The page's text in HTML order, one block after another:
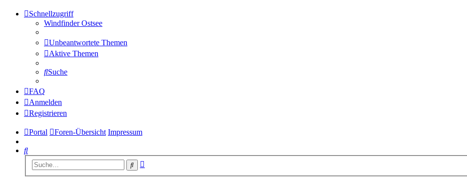
Schnellzugriff
Windfinder Ostsee
Unbeantwortete Themen
Aktive Themen
Suche
FAQ
Anmelden
Registrieren
Portal Foren-Übersicht Impressum
Suche
Suche